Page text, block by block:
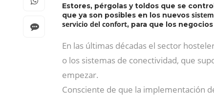
Estores, pérgolas y toldos que se
que ya son posibles en los nuevos
servicio del confort, para que los
En las últimas décadas el sector
o los sistemas de conectividad, que
empezar.
Consciente de que la implementación